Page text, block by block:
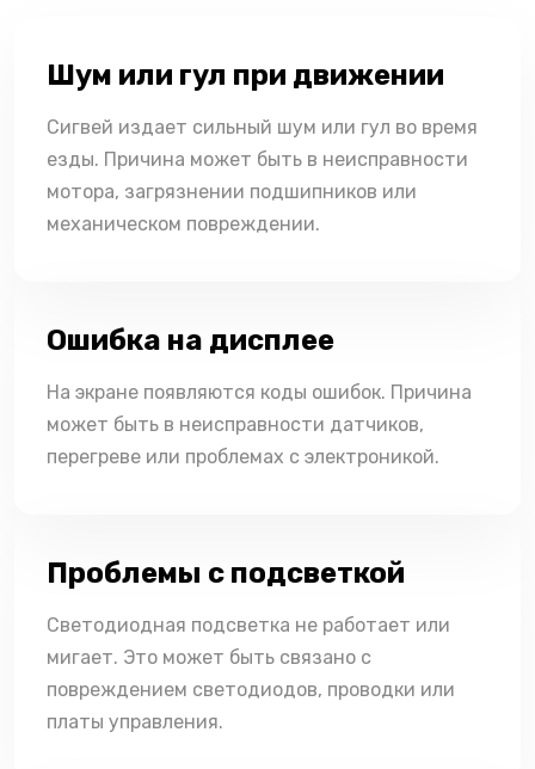
Шум или гул при движении
Сигвей издает сильный шум или гул во время
езды. Причина может быть в неисправности
мотора, загрязнении подшипников или
механическом повреждении.
Ошибка на дисплее
На экране появляются коды ошибок. Причина
может быть в неисправности датчиков,
перегреве или проблемах с электроникой.
Проблемы с подсветкой
Светодиодная подсветка не работает или
мигает. Это может быть связано с
повреждением светодиодов, проводки или
платы управления.